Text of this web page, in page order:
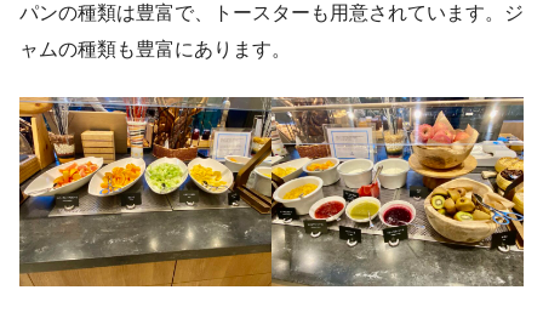
パンの種類は豊富で、トースターも用意されています。ジ
ャムの種類も豊富にあります。